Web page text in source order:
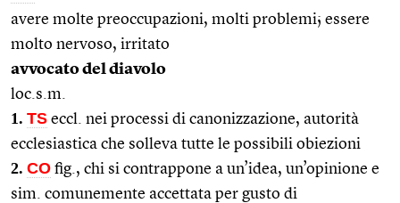
avere molte preoccupazioni, molti problemi; essere
molto nervoso, irritato
avvocato del diavolo
loc.s.m.
1. TS eccl. nei processi di canonizzazione, autorità
ecclesiastica che solleva tutte le possibili obiezioni
2. CO fig., chi si contrappone a un’idea, un’opinione e
sim. comunemente accettata per gusto di